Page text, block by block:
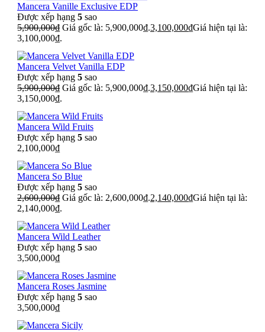
Mancera Vanille Exclusive EDP
Được xếp hạng 5 sao
5,900,000₫ Giá gốc là: 5,900,000₫.3,100,000₫Giá hiện tại là:
3,100,000₫.
Mancera Velvet Vanilla EDP
Được xếp hạng 5 sao
5,900,000₫ Giá gốc là: 5,900,000₫.3,150,000₫Giá hiện tại là:
3,150,000₫.
Mancera Wild Fruits
Được xếp hạng 5 sao
2,100,000₫
Mancera So Blue
Được xếp hạng 5 sao
2,600,000₫ Giá gốc là: 2,600,000₫.2,140,000₫Giá hiện tại là:
2,140,000₫.
Mancera Wild Leather
Được xếp hạng 5 sao
3,500,000₫
Mancera Roses Jasmine
Được xếp hạng 5 sao
3,500,000₫